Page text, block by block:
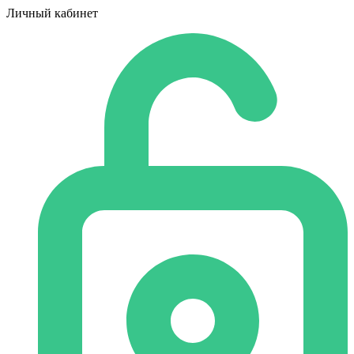
Личный кабинет